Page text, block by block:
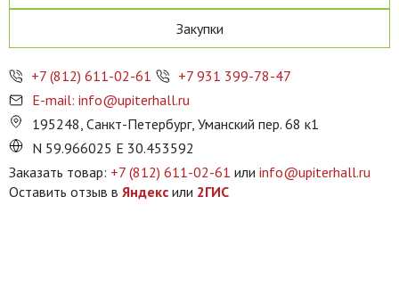
Закупки
+7 (812) 611-02-61
+7 931 399-78-47
E-mail: info@upiterhall.ru
195248, Санкт-Петербург, Уманский пер. 68 к1
N 59.966025 E 30.453592
Заказать товар: +7 (812) 611-02-61 или info@upiterhall.ru
Оставить отзыв в Яндекс или 2ГИС